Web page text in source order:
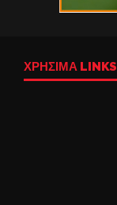
ΧΡΉΣΙΜΑ LINKS